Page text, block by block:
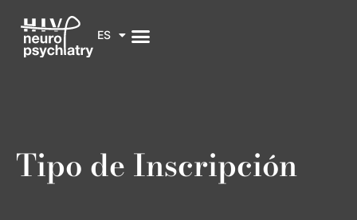
ES
Tipo de Inscripción